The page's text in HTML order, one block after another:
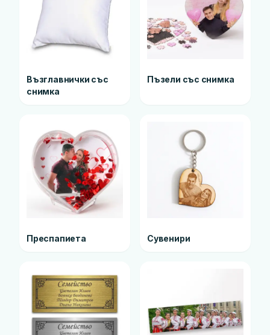
Възглавнички със
снимка
Пъзели със снимка
Преспапиета Сувенири